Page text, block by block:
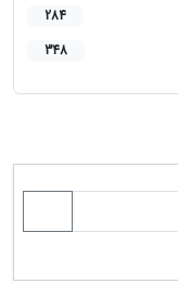
284
348